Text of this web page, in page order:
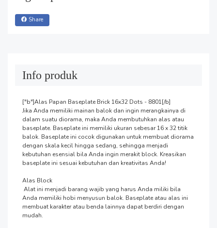
Share
Info produk
["b"]Alas Papan Baseplate Brick 16x32 Dots - 8801[/b]
Jika Anda memiliki mainan balok dan ingin merangkainya di
dalam suatu diorama, maka Anda membutuhkan alas atau
baseplate. Baseplate ini memiliki ukuran sebesar 16 x 32 titik
balok. Baseplate ini cocok digunakan untuk membuat diorama
dengan skala kecil hingga sedang, sehingga menjadi
kebutuhan esensial bila Anda ingin merakit block. Kreasikan
baseplate ini sesuai kebutuhan dan kreativitas Anda!
Alas Block
Anda memiliki hobi menyusun balok. Baseplate atau alas ini
membuat karakter atau benda lainnya dapat berdiri dengan
mudah.